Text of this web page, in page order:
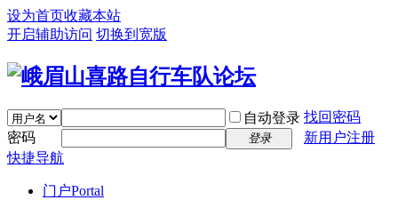
设为首页收藏本站
开启辅助访问 切换到宽版
自动登录 找回密码
密码
登录
新用户注册
快捷导航
门户Portal